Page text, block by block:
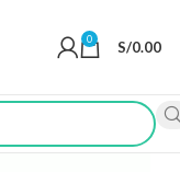
0 S/0.00